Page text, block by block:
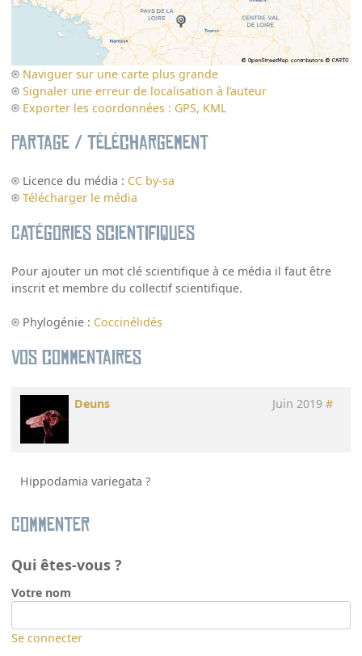
Naviguer sur une carte plus grande
Signaler une erreur de localisation à l’auteur
Exporter les coordonnées : GPS, KML
Partage / Téléchargement
Licence du média : CC by-sa
Télécharger le média
Catégories scientifiques
Pour ajouter un mot clé scientifique à ce média il faut être
inscrit et membre du collectif scientifique.
Phylogénie : Coccinélidés
Vos commentaires
Deuns Juin 2019 #
Hippodamia variegata ?
Commenter
Qui êtes-vous ?
Votre nom
Se connecter